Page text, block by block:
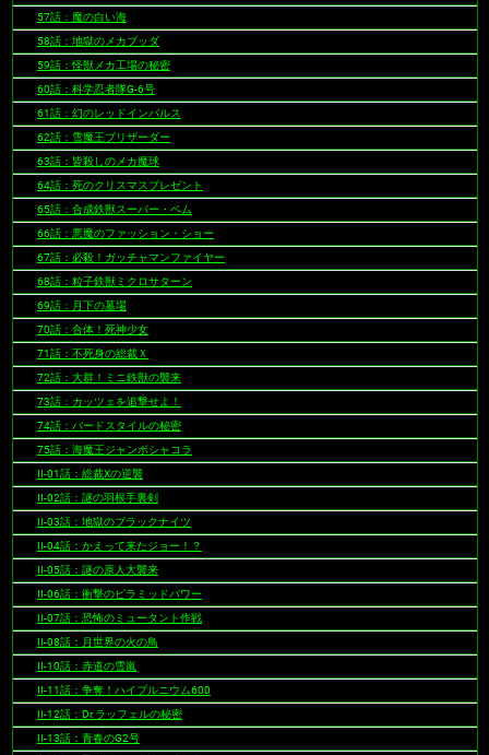
57話：魔の白い海
58話：地獄のメカブッダ
59話：怪獣メカ工場の秘密
60話：科学忍者隊G-6号
61話：幻のレッドインパルス
62話：雪魔王ブリザーダー
63話：皆殺しのメカ魔球
64話：死のクリスマスプレゼント
65話：合成鉄獣スーパー・ベム
66話：悪魔のファッション・ショー
67話：必殺！ガッチャマンファイヤー
68話：粒子鉄獣ミクロサターン
69話：月下の墓場
70話：合体！死神少女
71話：不死身の総裁Ｘ
72話：大群！ミニ鉄獣の襲来
73話：カッツェを追撃せよ！
74話：バードスタイルの秘密
75話：海魔王ジャンボシャコラ
II-01話：総裁Xの逆襲
II-02話：謎の羽根手裏剣
II-03話：地獄のブラックナイツ
II-04話：かえって来たジョー！？
II-05話：謎の原人大襲来
II-06話：衝撃のピラミッドパワー
II-07話：恐怖のミュータント作戦
II-08話：月世界の火の鳥
II-10話：赤道の雪嵐
II-11話：争奪！ハイプルニウム600
II-12話：Dr.ラッフェルの秘密
II-13話：青春のG2号